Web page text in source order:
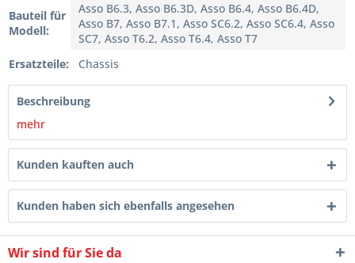
Bauteil für
Modell:
Asso B6.3, Asso B6.3D, Asso B6.4, Asso B6.4D,
Asso B7, Asso B7.1, Asso SC6.2, Asso SC6.4, Asso
SC7, Asso T6.2, Asso T6.4, Asso T7
Ersatzteile:
Chassis
Beschreibung
mehr
Kunden kauften auch
Kunden haben sich ebenfalls angesehen
Wir sind für Sie da